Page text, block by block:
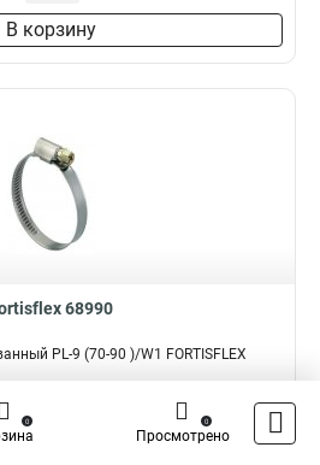
В корзину
68990
PL-9 (70-90 )/W1 FORTISFLEX
Сравнить
0
Просмотрено
0